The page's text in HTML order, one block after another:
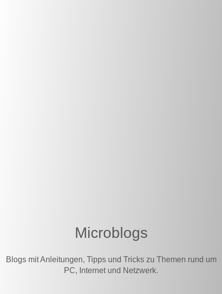
Microblogs
Blogs mit Anleitungen, Tipps und Tricks zu Themen rund um
PC, Internet und Netzwerk.